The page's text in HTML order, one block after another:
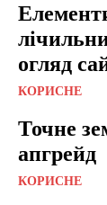
огляд
КОРИСНЕ
Точне
апгрейд
КОРИСНЕ